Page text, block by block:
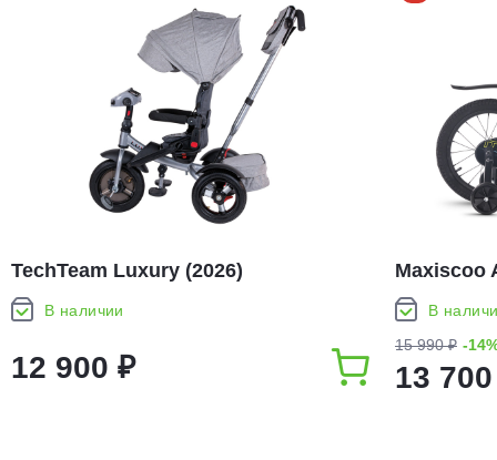
TechTeam Luxury (2026)
В наличии
12 900 ₽
Maxiscoo
В
15 990 ₽ -
13